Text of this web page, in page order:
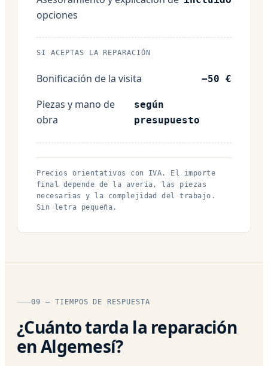
opciones
SI ACEPTAS LA REPARACIÓN
Bonificación de la visita −50 €
Piezas y mano de
obra
según
presupuesto
Precios orientativos con IVA. El importe
final depende de la avería, las piezas
necesarias y la complejidad del trabajo.
Sin letra pequeña.
09 — TIEMPOS DE RESPUESTA
¿Cuánto tarda la reparación
en Algemesí?